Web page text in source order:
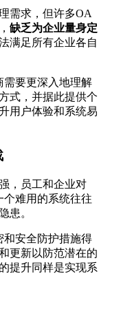
需求，但许多OA
缺乏为企业量身定
满足所有企业各自
要更深入地理解
式，并据此提供个
用户体验和系统易
，员工和企业对
难用的系统往往
患。
和安全防护措施得
更新以防范潜在的
提升同样是实现系